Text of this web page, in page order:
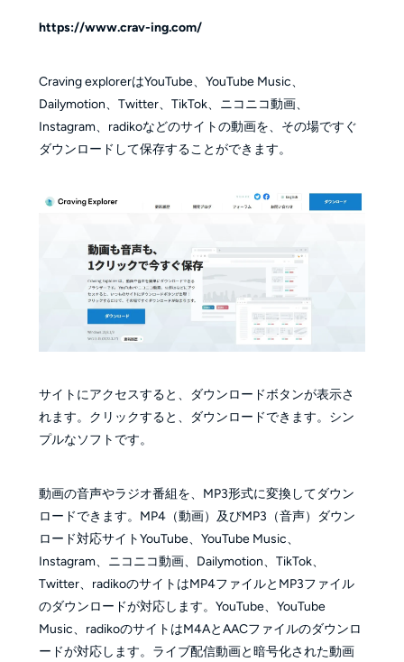
https://www.crav-ing.com/
Craving explorerはYouTube、YouTube Music、
Dailymotion、Twitter、TikTok、ニコニコ動画、
Instagram、radikoなどのサイトの動画を、その場ですぐ
ダウンロードして保存することができます。
サイトにアクセスすると、ダウンロードボタンが表示さ
れます。クリックすると、ダウンロードできます。シン
プルなソフトです。
動画の音声やラジオ番組を、MP3形式に変換してダウン
ロードできます。MP4（動画）及びMP3（音声）ダウン
ロード対応サイトYouTube、YouTube Music、
Instagram、ニコニコ動画、Dailymotion、TikTok、
Twitter、radikoのサイトはMP4ファイルとMP3ファイル
のダウンロードが対応します。YouTube、YouTube
Music、radikoのサイトはM4AとAACファイルのダウンロ
ードが対応します。ライブ配信動画と暗号化された動画